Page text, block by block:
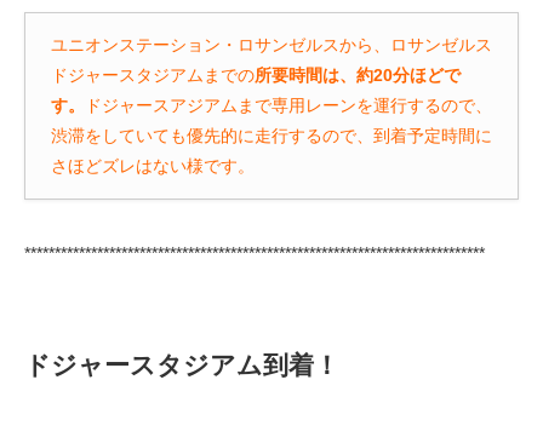
ユニオンステーション・ロサンゼルスから、ロサンゼルス
ドジャースタジアムまでの所要時間は、約20分ほどで
す。
ドジャースアジアムまで専用レーンを運行するので、
渋滞をしていても優先的に走行するので、到着予定時間に
さほどズレはない様です。
****************************************************************************
ドジャースタジアム到着！